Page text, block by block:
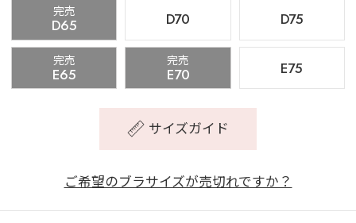
完売
D65 D70 D75
完売
E65
完売
E70 E75
サイズガイド
ご希望のブラサイズが売切れですか？